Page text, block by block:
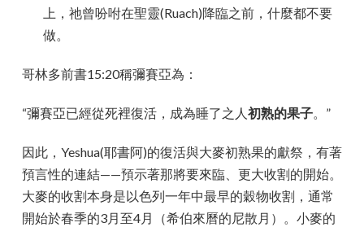
上，祂曾吩咐在聖靈(Ruach)降臨之前，什麼都不要
做。
哥林多前書15:20稱彌賽亞為：
“彌賽亞已經從死裡復活，成為睡了之人 初熟的果子。”
因此，Yeshua(耶書阿)的復活與大麥初熟果的獻祭，有著
預言性的連結——預示著那將要來臨、更大收割的開始。
大麥的收割本身是以色列一年中最早的穀物收割，通常
開始於春季的3月至4月（希伯來曆的尼散月）。小麥的